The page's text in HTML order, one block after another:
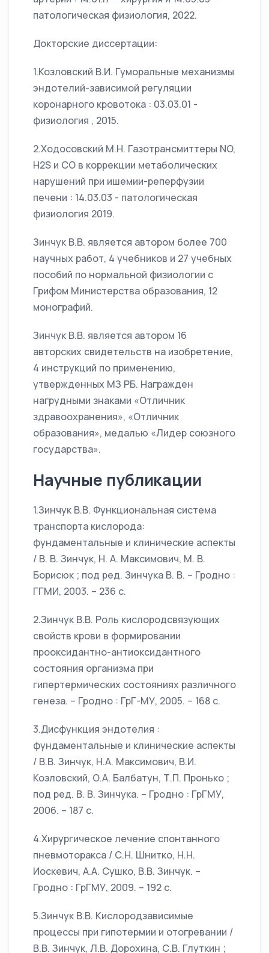
патологическая физиология, 2022.
Докторские диссертации:
1.Козловский В.И. Гуморальные механизмы
эндотелий-зависимой регуляции
коронарного кровотока : 03.03.01 -
физиология , 2015.
2.Ходосовский М.Н. Газотрансмиттеры NO,
H2S и CO в коррекции метаболических
нарушений при ишемии-реперфузии
печени : 14.03.03 - патологическая
физиология 2019.
Зинчук В.В. является автором более 700
научных работ, 4 учебников и 27 учебных
пособий по нормальной физиологии с
Грифом Министерства образования, 12
монографий.
Зинчук В.В. является автором 16
авторских свидетельств на изобретение,
4 инструкций по применению,
утвержденных МЗ РБ. Награжден
нагрудными знаками «Отличник
здравоохранения», «Отличник
образования», медалью «Лидер союзного
государства».
Научные публикации
1.Зинчук В.В. Функциональная система
транспорта кислорода:
фундаментальные и клинические аспекты
/ В. В. Зинчук, Н. А. Максимович, М. В.
Борисюк ; под ред. Зинчука В. В. – Гродно :
ГГМИ, 2003. – 236 с.
2.Зинчук В.В. Роль кислородсвязующих
свойств крови в формировании
прооксидантно-антиоксидантного
состояния организма при
гипертермических состояниях различного
генеза. – Гродно : ГрГ-МУ, 2005. – 168 с.
3.Дисфункция эндотелия :
фундаментальные и клинические аспекты
/ В.В. Зинчук, Н.А. Максимович, В.И.
Козловский, О.А. Балбатун, Т.П. Пронько ;
под ред. В. В. Зинчука. – Гродно : ГрГМУ,
2006. – 187 с.
4.Хирургическое лечение спонтанного
пневмоторакса / С.Н. Шнитко, Н.Н.
Иоскевич, А.А. Сушко, В.В. Зинчук. –
Гродно : ГрГМУ, 2009. – 192 с.
5.Зинчук В.В. Кислородзависимые
процессы при гипотермии и отогревании /
В.В. Зинчук, Л.В. Дорохина, С.В. Глуткин ;